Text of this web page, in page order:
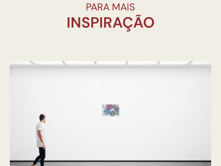
PARA MAIS
INSPIRAÇÃO